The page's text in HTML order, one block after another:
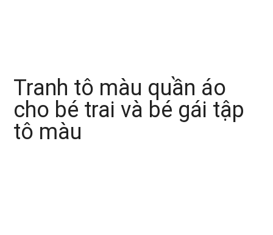
Tranh tô màu quần áo
cho bé trai và bé gái tập
tô màu